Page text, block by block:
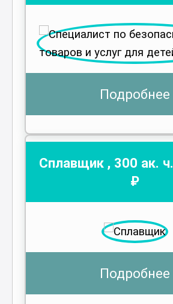
Подробнее
Сплавщик , 300 ак. ч.
₽
Подробнее